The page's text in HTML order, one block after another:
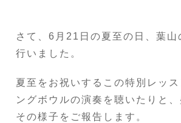
さて、6月21日の夏至の日、葉
行いました。
夏至をお祝いするこの特別レッ
ングボウルの演奏を聴いたりと
その様子をご報告します。